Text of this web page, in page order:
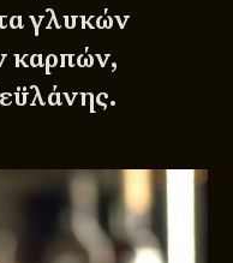
γλυκών
καρπών,